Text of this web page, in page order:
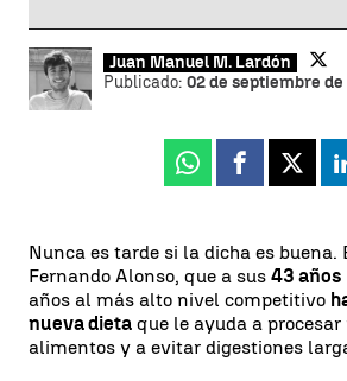
Juan Manuel M. Lardón
Publicado: 02 de septiembre de
Whatsapp
Facebook
X
Nunca es tarde si la dicha es buena.
Fernando Alonso, que a sus 43 años
años al más alto nivel competitivo
nueva dieta que le ayuda a procesar
alimentos y a evitar digestiones